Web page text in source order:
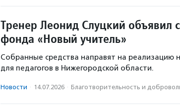
Тренер Леонид Слуцкий объявил
фонда «Новый учитель»
Собранные средства направят на
для педагогов в Нижегородской области.
Новости · 14.07.2026 · Благотвори­тель­ность и